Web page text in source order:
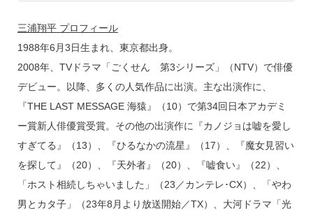
三浦翔平 プロフィール
1988年6月3日生まれ、東京都出身。
2008年、TVドラマ「ごくせん 第3シリーズ」（NTV）で俳優
デビュー。以降、多くの人気作品に出演。主な出演作に、
『THE LAST MESSAGE 海猿』（10）で第34回日本アカデミ
ー賞新人俳優賞受賞。その他の出演作に『カノジョは嘘を愛し
すぎてる』（13）、『ひるなかの流星』（17）、『魔女見習い
を探して』（20）、『天外者』（20）、『嘘食い』（22）、
「ホスト相続しちゃいました」（23／カンテレ･CX）、「やわ
男とカタ子」（23年8月より放送開始／TX）、大河ドラマ「光